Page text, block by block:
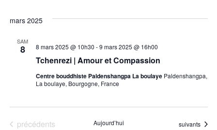
mars 2025
SAM
8
Tchenrezi | Amour et Compassion
8 mars 2025 @ 10h30 -9 mars 2025 @ 16h00
Centre bouddhiste Paldenshangpa La boulaye Paldenshangpa,
La boulaye, Bourgogne, France
Évènements
précédents Aujourd’hui Évènements
suivants